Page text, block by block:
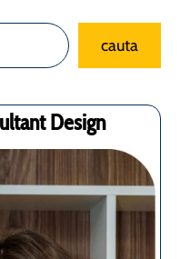
cauta
Design